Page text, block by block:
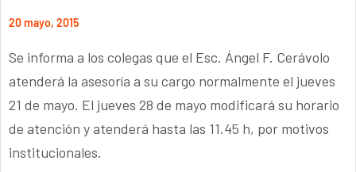
20 mayo, 2015
Se informa a los colegas que el Esc. Ángel F. Cerávolo
atenderá la asesoría a su cargo normalmente el jueves
21 de mayo. El jueves 28 de mayo modificará su horario
de atención y atenderá hasta las 11.45 h, por motivos
institucionales.